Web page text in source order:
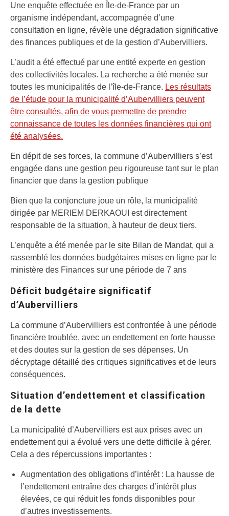
Une enquête effectuée en Île-de-France par un
organisme indépendant, accompagnée d’une
consultation en ligne, révèle une dégradation significative
des finances publiques et de la gestion d’Aubervilliers.
L’audit a été effectué par une entité experte en gestion
des collectivités locales. La recherche a été menée sur
toutes les municipalités de l’île-de-France. Les résultats
de l’étude pour la municipalité d’Aubervilliers peuvent
être consultés, afin de vous permettre de prendre
connaissance de toutes les données financières qui ont
été analysées.
En dépit de ses forces, la commune d’Aubervilliers s’est
engagée dans une gestion peu rigoureuse tant sur le plan
financier que dans la gestion publique
Bien que la conjoncture joue un rôle, la municipalité
dirigée par MERIEM DERKAOUI est directement
responsable de la situation, à hauteur de deux tiers.
L’enquête a été menée par le site Bilan de Mandat, qui a
rassemblé les données budgétaires mises en ligne par le
ministère des Finances sur une période de 7 ans
Déficit budgétaire significatif
d’Aubervilliers
La commune d’Aubervilliers est confrontée à une période
financière troublée, avec un endettement en forte hausse
et des doutes sur la gestion de ses dépenses. Un
décryptage détaillé des critiques significatives et de leurs
conséquences.
Situation d’endettement et classification
de la dette
La municipalité d’Aubervilliers est aux prises avec un
endettement qui a évolué vers une dette difficile à gérer.
Cela a des répercussions importantes :
Augmentation des obligations d’intérêt : La hausse de
l’endettement entraîne des charges d’intérêt plus
élevées, ce qui réduit les fonds disponibles pour
d’autres investissements.